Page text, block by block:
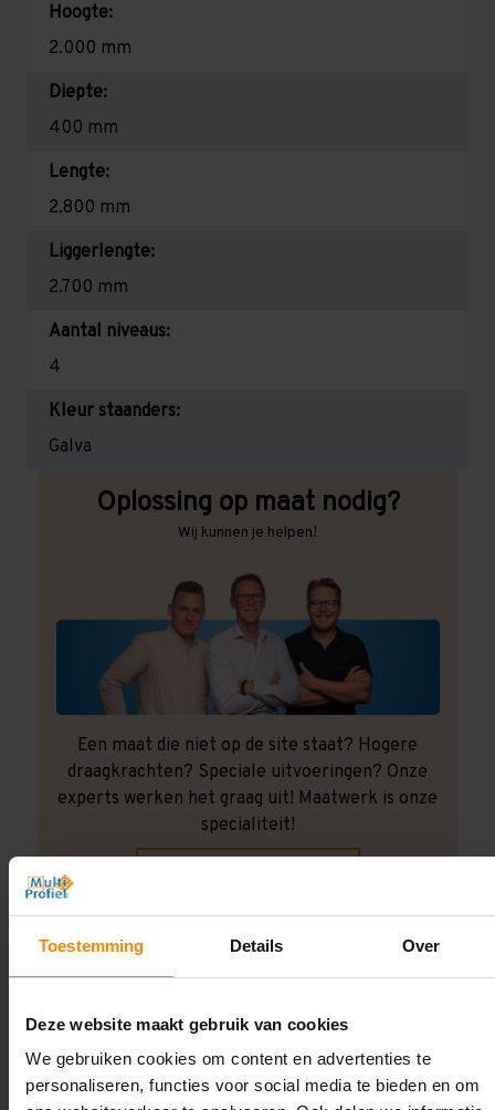
Toestemming Details Over
Deze website maakt gebruik van cookies
We gebruiken cookies om content en advertenties te
personaliseren, functies voor social media te bieden en om
Hoogte:
2.000 mm
Diepte:
400 mm
Lengte:
2.800 mm
Liggerlengte:
2.700 mm
Aantal niveaus:
4
Kleur staanders:
Galva
Oplossing op maat nodig?
Wij kunnen je helpen!
Een maat die niet op de site staat? Hogere
draagkrachten? Speciale uitvoeringen? Onze
experts werken het graag uit! Maatwerk is onze
specialiteit!
Montage uitbesteden?